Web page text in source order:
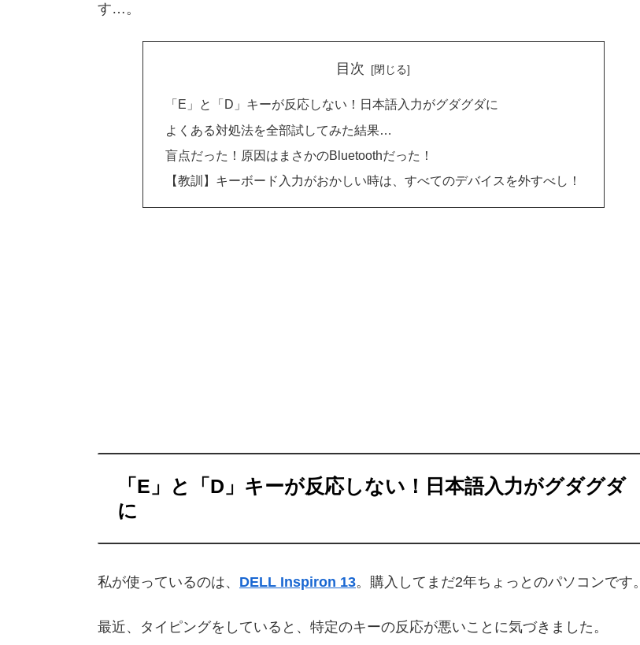
す…。
目次
「E」と「D」キーが反応しない！日本語入力がグダグダに
よくある対処法を全部試してみた結果…
盲点だった！原因はまさかのBluetoothだった！
【教訓】キーボード入力がおかしい時は、すべてのデバイスを外すべし！
「E」と「D」キーが反応しない！日本語入力がグダグダ
に
私が使っているのは、 DELL Inspiron 13。購入してまだ2年ちょっとのパソコンです。
最近、タイピングをしていると、特定のキーの反応が悪いことに気づきました。